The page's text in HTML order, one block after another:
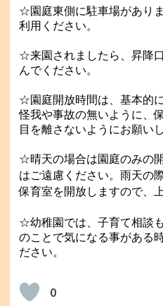
☆園庭東側に駐車場があり
利用ください。
☆来園されましたら、昇降
んでください。
☆園庭開放時間は、基本的
怪我や事故の無いように、
目を離さないようにお願い
☆晴天の場合は園庭のみの
はご遠慮ください。雨天の
保育室を開放しますので、
☆幼稚園では、子育て相談
のことで気になる事がある
ださい。
0